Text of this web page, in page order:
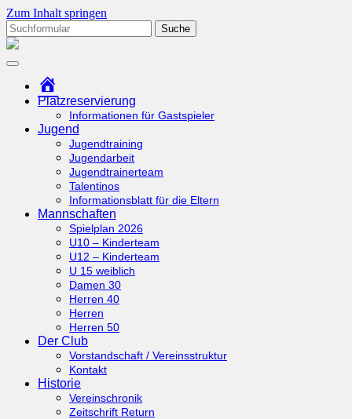
Zum Inhalt springen
Suchen
nach:tcottenhoefen.de
Platzreservierung
Informationen für Gastspieler
Jugend
Jugendtraining
Jugendarbeit
Jugendtrainerteam
Talentinos
Informationsblatt für die Eltern
Mannschaften
Spielplan 2026
U10 – Kinderteam
U12 – Kinderteam
U 15 weiblich
Damen 30
Herren 40
Herren
Herren 50
Der Club
Vorstandschaft / Vereinsstruktur
Kontakt
Historie
Vereinschronik
Zeitschrift Return